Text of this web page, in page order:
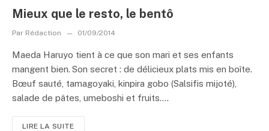
Mieux que le resto, le bentô
Par Rédaction 01/09/2014
Maeda Haruyo tient à ce que son mari et ses enfants
mangent bien. Son secret : de délicieux plats mis en boîte.
Bœuf sauté, tamagoyaki, kinpira gobo (Salsifis mijoté),
salade de pâtes, umeboshi et fruits....
LIRE LA SUITE